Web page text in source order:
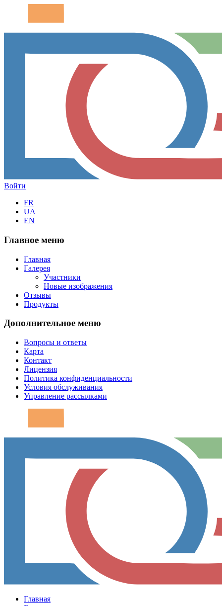
Войти
FR
UA
EN
Главное меню
Главная
Галерея
Участники
Новые изображения
Отзывы
Продукты
Дополнительное меню
Вопросы и ответы
Карта
Контакт
Лицензия
Политика конфиденциальности
Условия обслуживания
Управление рассылками
Главная